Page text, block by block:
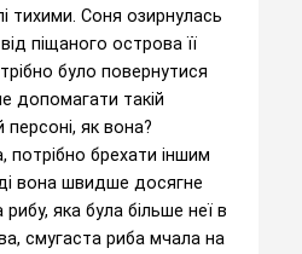
тихими. Соня озирнулась
піщаного острова її
було повернутися
допомагати такій
персоні, як вона?
потрібно брехати іншим
вона швидше досягне
яка була більше неї в
смугаста риба мчала на